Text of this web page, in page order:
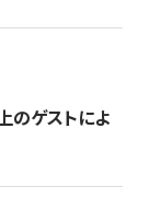
のゲストによ